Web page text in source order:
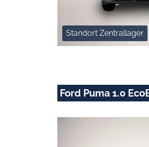
Standort Zentrallager
Ford Puma 1.0